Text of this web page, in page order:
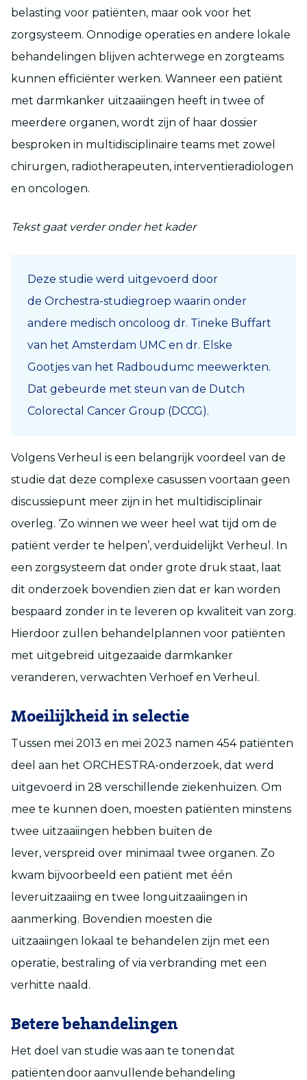
belasting voor patiënten, maar ook voor het
zorgsysteem. Onnodige operaties en andere lokale
behandelingen blijven achterwege en zorgteams
kunnen efficiënter werken. Wanneer een patiënt
met darmkanker uitzaaiingen heeft in twee of
meerdere organen, wordt zijn of haar dossier
besproken in multidisciplinaire teams met zowel
chirurgen, radiotherapeuten, interventieradiologen
en oncologen.
Tekst gaat verder onder het kader
Deze studie werd uitgevoerd door
de Orchestra-studiegroep waarin onder
andere medisch oncoloog dr. Tineke Buffart
van het Amsterdam UMC en dr. Elske
Gootjes van het Radboud umc meewerkten.
Dat gebeurde met steun van de Dutch
Colorectal Cancer Group (DCCG).
Volgens Verheul is een belangrijk voordeel van de
studie dat deze complexe casussen voortaan geen
discussiepunt meer zijn in het multidisciplinair
overleg. ‘Zo winnen we weer heel wat tijd om de
patiënt verder te helpen’, verduidelijkt Verheul. In
een zorgsysteem dat onder grote druk staat, laat
dit onderzoek bovendien zien dat er kan worden
bespaard zonder in te leveren op kwaliteit van zorg.
Hierdoor zullen behandelplannen voor patiënten
met uitgebreid uitgezaaide darmkanker
veranderen, verwachten Verhoef en Verheul.
Moeilijkheid in selectie
Tussen mei 2013 en mei 2023 namen 454 patiënten
deel aan het ORCHESTRA-onderzoek, dat werd
uitgevoerd in 28 verschillende ziekenhuizen. Om
mee te kunnen doen, moesten patiënten minstens
twee uitzaaiingen hebben buiten de
lever, verspreid over minimaal twee organen. Zo
kwam bijvoorbeeld een patiënt met één
leveruitzaaiing en twee longuitzaaiingen in
aanmerking. Bovendien moesten die
uitzaaiingen lokaal te behandelen zijn met een
operatie, bestraling of via verbranding met een
verhitte naald.
Betere behandelingen
Het doel van studie was aan te tonen dat
patiënten door aanvullende behandeling